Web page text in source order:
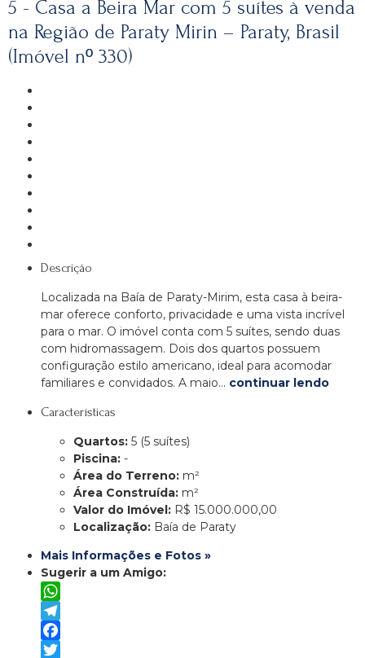
5 - Casa a Beira Mar com 5 suítes à venda
na Região de Paraty Mirin – Paraty, Brasil
(Imóvel nº 330)
Descrição
Localizada na Baía de Paraty-Mirim, esta casa à beira-
mar oferece conforto, privacidade e uma vista incrível
para o mar. O imóvel conta com 5 suítes, sendo duas
com hidromassagem. Dois dos quartos possuem
configuração estilo americano, ideal para acomodar
familiares e convidados. A maio… continuar lendo
Características
Quartos: 5 (5 suítes)
Piscina: -
Área do Terreno: m²
Área Construída: m²
Valor do Imóvel: R$ 15.000.000,00
Localização: Baía de Paraty
Mais Informações e Fotos »
Sugerir a um Amigo:
WhatsApp
Telegram
Facebook